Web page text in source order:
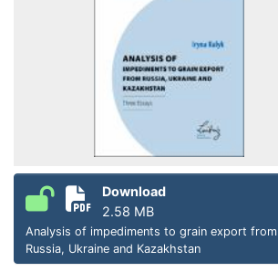
Download
2.58 MB
Analysis of impediments to grain export from
Russia, Ukraine and Kazakhstan